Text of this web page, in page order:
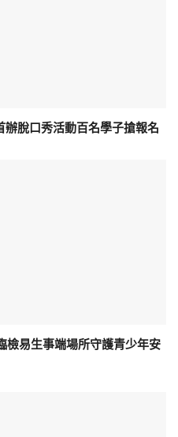
脫口秀活動百名學子搶報名
檢易生事端場所守護青少年安